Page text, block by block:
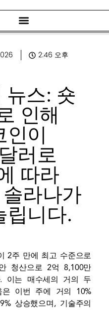
2:46 오후
뉴스: 숏
인해
인이
러로
따라
라나가
립니다.
2주 만에 최고 수준으로
청산으로 2억 8,100만
이는 매수세의 거의 두
은 이번 주에 거의 10%
상승했으며, 기술주의